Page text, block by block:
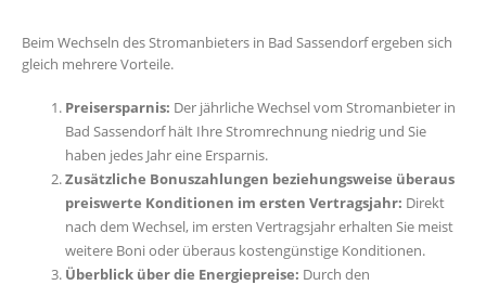
Beim Wechseln des Stromanbieters in Bad Sassendorf ergeben sich
gleich mehrere Vorteile.
Preisersparnis: Der jährliche Wechsel vom Stromanbieter in
Bad Sassendorf hält Ihre Stromrechnung niedrig und Sie
haben jedes Jahr eine Ersparnis.
Zusätzliche Bonuszahlungen beziehungsweise überaus
preiswerte Konditionen im ersten Vertragsjahr: Direkt
nach dem Wechsel, im ersten Vertragsjahr erhalten Sie meist
weitere Boni oder überaus kostengünstige Konditionen.
Überblick über die Energiepreise: Durch den